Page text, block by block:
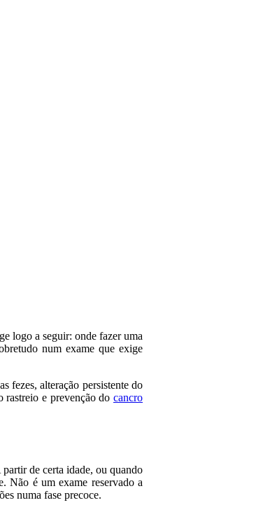
logo a seguir: onde fazer uma
num exame que exige
fezes, alteração persistente do
rastreio e prevenção do cancro
de certa idade, ou quando
Não é um exame reservado a
numa fase precoce.